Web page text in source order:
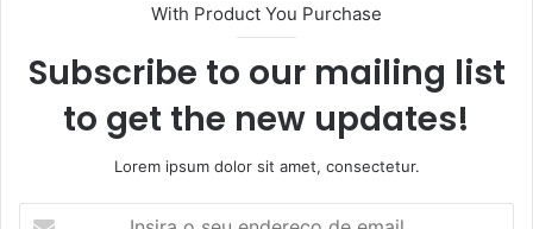
With Product You Purchase
Subscribe to our mailing list
to get the new updates!
Lorem ipsum dolor sit amet, consectetur.